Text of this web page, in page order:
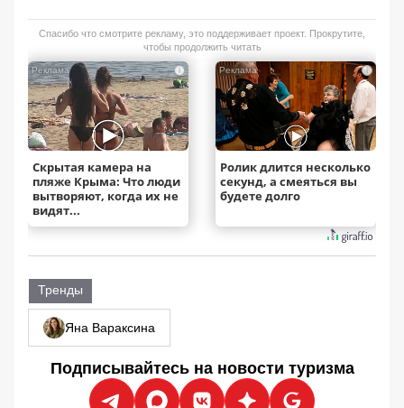
Спасибо что смотрите рекламу, это поддерживает проект. Прокрутите,
чтобы продолжить читать
i
Скрытая камера на
пляже Крыма: Что люди
вытворяют, когда их не
видят...
i
Ролик длится несколько
секунд, а смеяться вы
будете долго
Тренды
Яна Вараксина
Подписывайтесь на новости туризма